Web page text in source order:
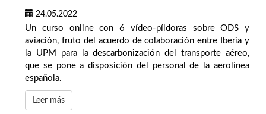
24.05.2022
Un curso online con 6 vídeo-píldoras sobre ODS y
aviación, fruto del acuerdo de colaboración entre Iberia y
la UPM para la descarbonización del transporte aéreo,
que se pone a disposición del personal de la aerolínea
española.
Leer más